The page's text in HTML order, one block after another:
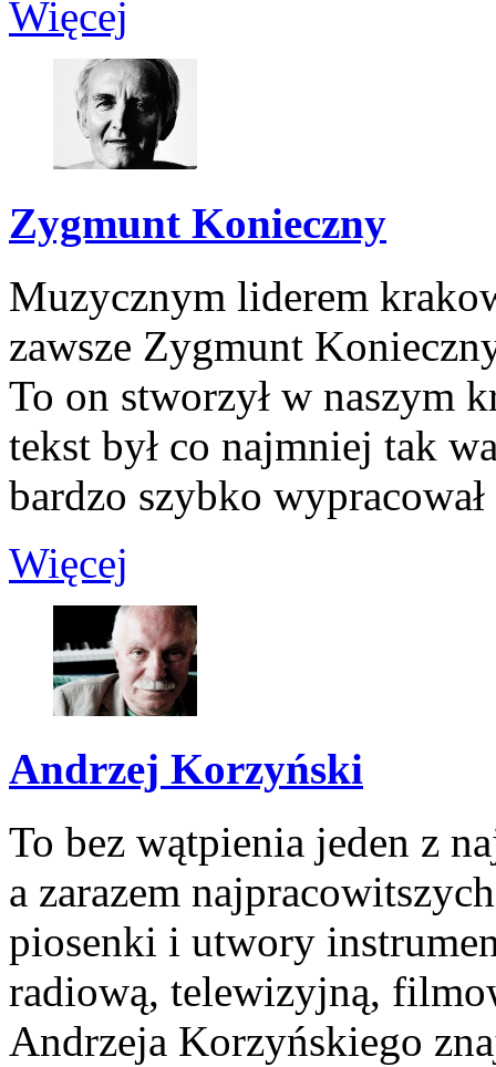
Więcej
Zygmunt Konieczny
Muzycznym liderem
zawsze Zygmunt
To on stworzył w naszym
tekst był co najmniej tak
bardzo szybko
Więcej
Andrzej Korzyński
To bez wątpienia jeden z
a zarazem
piosenki i utwory
radiową, telewizyjną,
Andrzeja Korzyńskiego